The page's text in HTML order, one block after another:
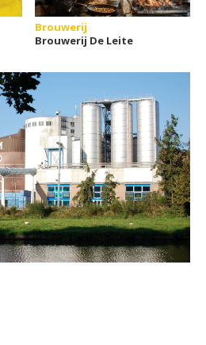
Brouwerij
Brouwerij De Leite